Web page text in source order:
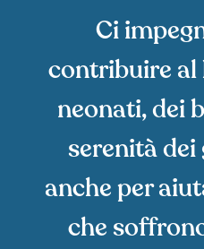
Ci
contribuire al
neonati, dei
serenità
anche per
che